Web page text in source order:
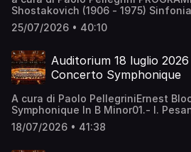
Shostakovich (1906 - 1975)
"L'anno 1917", op. 112 1.
(Moderato - Allegro) 2. Razliv
tempo) Gewandhausorchester
direttore
25/07/2026 • 40:10
Auditorium 18 luglio
Concerto Symphonique
A cura di Paolo PellegriniErnest
Symphonique In B Minor01.- I.
Vivace 03.- III. Alegro Deciso
THE ESTATE ACADEMIC CAPELLA OF
18/07/2026 • 41:38